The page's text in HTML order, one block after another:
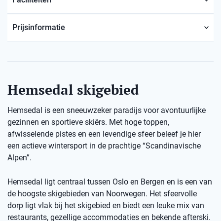
Prijsinformatie
Hemsedal skigebied
Hemsedal is een sneeuwzeker paradijs voor avontuurlijke
gezinnen en sportieve skiërs. Met hoge toppen,
afwisselende pistes en een levendige sfeer beleef je hier
een actieve wintersport in de prachtige “Scandinavische
Alpen”.
Hemsedal ligt centraal tussen Oslo en Bergen en is een van
de hoogste skigebieden van Noorwegen. Het sfeervolle
dorp ligt vlak bij het skigebied en biedt een leuke mix van
restaurants, gezellige accommodaties en bekende afterski.